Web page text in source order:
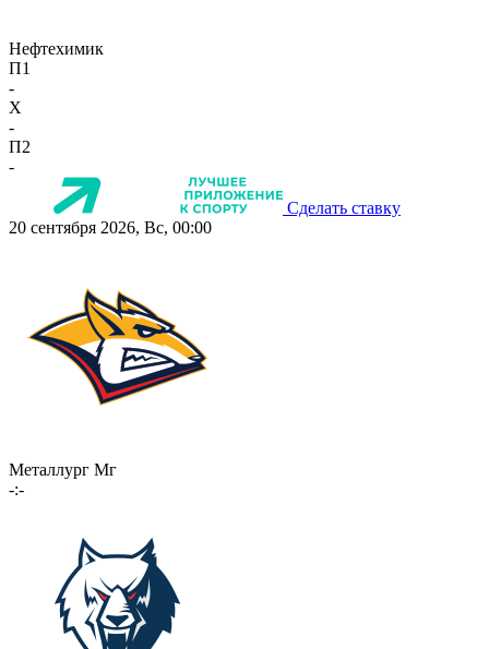
Нефтехимик
П1
-
X
-
П2
-
Сделать ставку
20 сентября 2026, Вс, 00:00
Металлург Мг
-:-